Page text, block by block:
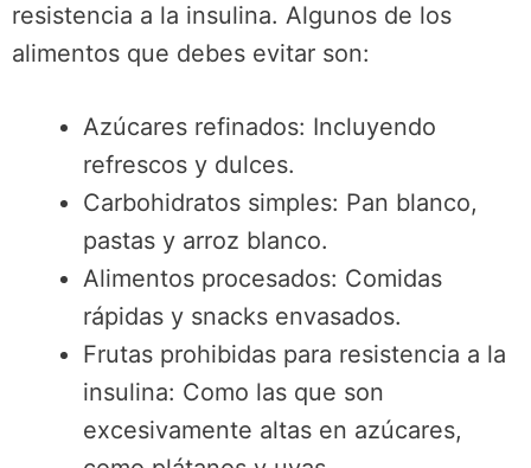
resistencia a la insulina. Algunos de los
alimentos que debes evitar son:
Azúcares refinados: Incluyendo
refrescos y dulces.
Carbohidratos simples: Pan blanco,
pastas y arroz blanco.
Alimentos procesados: Comidas
rápidas y snacks envasados.
Frutas prohibidas para resistencia a la
insulina: Como las que son
excesivamente altas en azúcares,